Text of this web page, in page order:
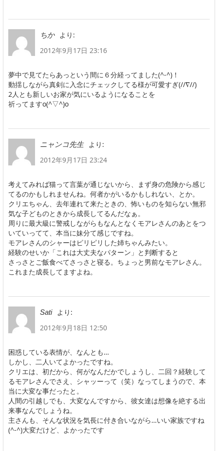
ちか
より:
2012年9月17日 23:16
夢中で見てたらあっという間に６分経ってました(^-^)！
動揺しながら真剣に入念にチェックしてる様が可愛すぎ(//∇//)
2人とも新しいお家が気にいるようになることを
祈ってますo(^▽^)o
ニャンコ先生
より:
2012年9月17日 23:24
考えてみれば猫って言葉が通じないから、まず身の危険から感じ
てるのかもしれませんね。何者かがいるかもしれない、とか。
クリエちゃん、去年連れて来たときの、怖いものを知らない無邪
気な子どものときから成長してるんだなぁ。
周りに最大級に警戒しながらもなんとなくモアレさんのあとをつ
いていってて、本当に妹分て感じですね。
モアレさんのシャーはピリピリした姉ちゃんみたい。
経験のせいか「これは大丈夫なパターン」と判断すると
さっさとご飯食べてさっさと寝る。ちょっと男前なモアレさん。
これまた成長してますよね。
Sati
より:
2012年9月18日 12:50
困惑している表情が、なんとも…
しかし、二人いてよかったですね。
クリエは、初だから、何がなんだかでしょうし、二回？経験して
るモアレさんでさえ、シャッーって（笑）なってしまうので、本
当に大変な事だったと。
人間の引越しでも、大変なんですから、彼女達は想像を絶する出
来事なんでしょうね。
主さんも、そんな状況を気長に付き合いながら…いい家族ですね
(^-^)大変だけど、よかったです